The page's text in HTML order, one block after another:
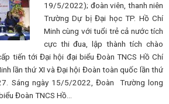
19/5/2022); đoàn viên, thanh niên
Trường Dự bị Đại học TP. Hồ Chí
Minh cùng với tuổi trẻ cả nước tích
cực thi đua, lập thành tích chào
tiến tới Đại hội đại biểu Đoàn TNCS Hồ Chí
lần thứ XI và Đại hội Đoàn toàn quốc lần thứ
Sáng ngày 15/5/2022, Đoàn Trường long
Đoàn TNCS Hồ…